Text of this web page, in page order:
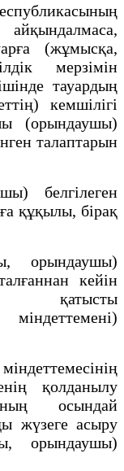
(жұмысқа,
мерзімін
тауардың
кемшілігі
(орындаушы)
талаптарын
белгілеген
құқылы, бірақ
орындаушы)
кейін
қатысты
қолданылу
осындай
жүзеге асыру
орындаушы)